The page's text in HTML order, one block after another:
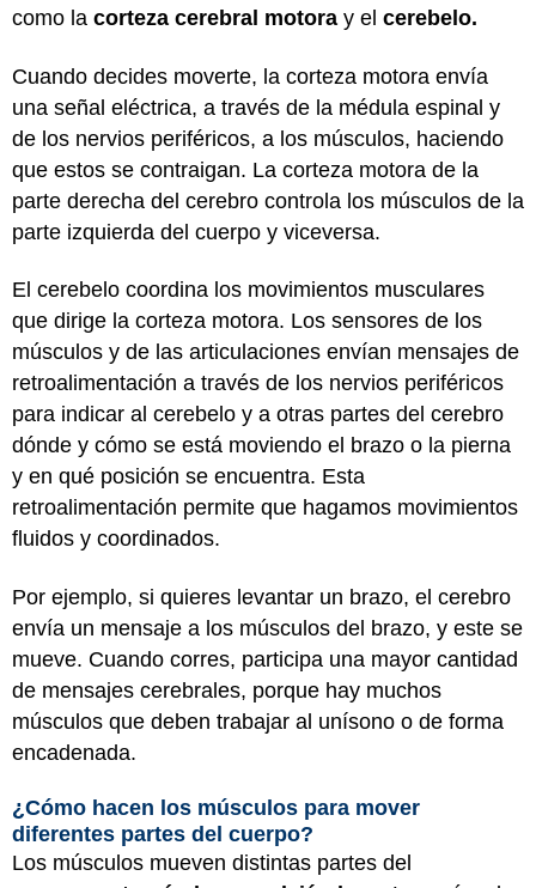
como la corteza cerebral motora y el cerebelo.
Cuando decides moverte, la corteza motora envía
una señal eléctrica, a través de la médula espinal y
de los nervios periféricos, a los músculos, haciendo
que estos se contraigan. La corteza motora de la
parte derecha del cerebro controla los músculos de la
parte izquierda del cuerpo y viceversa.
El cerebelo coordina los movimientos musculares
que dirige la corteza motora. Los sensores de los
músculos y de las articulaciones envían mensajes de
retroalimentación a través de los nervios periféricos
para indicar al cerebelo y a otras partes del cerebro
dónde y cómo se está moviendo el brazo o la pierna
y en qué posición se encuentra. Esta
retroalimentación permite que hagamos movimientos
fluidos y coordinados.
Por ejemplo, si quieres levantar un brazo, el cerebro
envía un mensaje a los músculos del brazo, y este se
mueve. Cuando corres, participa una mayor cantidad
de mensajes cerebrales, porque hay muchos
músculos que deben trabajar al unísono o de forma
encadenada.
¿Cómo hacen los músculos para mover
diferentes partes del cuerpo?
Los músculos mueven distintas partes del